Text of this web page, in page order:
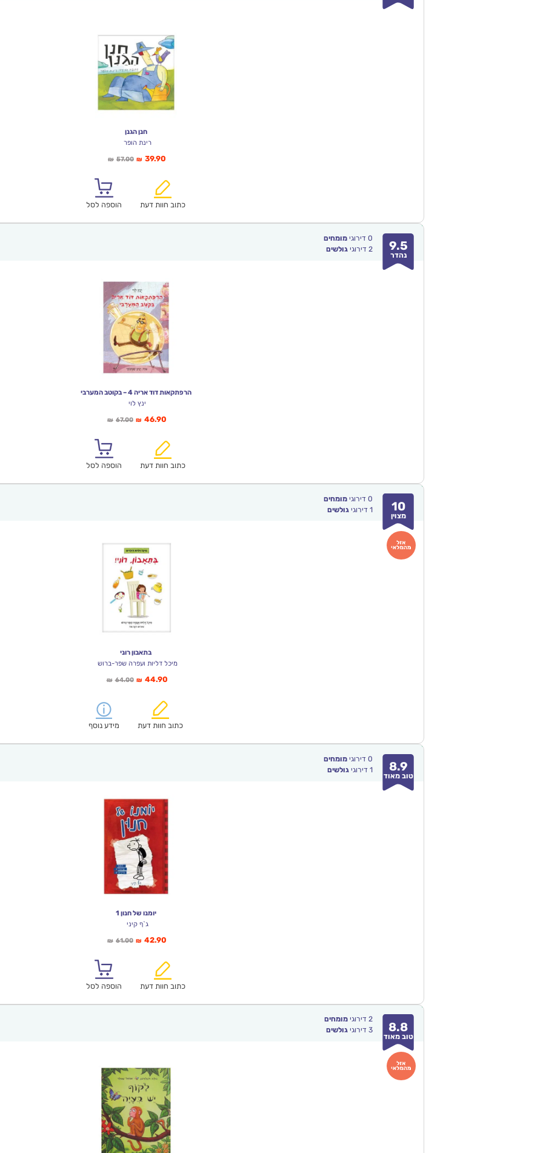
חנן הגנן
רינת הופר
₪ 57.00המחיר
₪57.00.
₪ 39.90
הוא:
כתוב חוות דעת
הוספה לסל
9.5
נהדר
0 דירוגימומחים
2 דירוגיגולשים
הרפתקאות דוד אריה 4 – בקוטב המערבי
ינץ לוי
₪ 67.00המחיר
₪67.00.
₪ 46.90
הוא:
כתוב חוות דעת
הוספה לסל
10
מצוין
0 דירוגימומחים
1 דירוגיגולשים
בתאבון רוני
מיכל דליות ועפרה שפר-ברוש
₪ 64.00המחיר
₪64.00.
₪ 44.90המחיר
כתוב חוות דעת
מידע נוסף
8.9
טוב מאוד
0 דירוגימומחים
1 דירוגיגולשים
יומנו של חנון 1
ג`ף קיני
₪ 61.00המחיר
₪61.00.
₪ 42.90
הוא:
כתוב חוות דעת
הוספה לסל
8.8
טוב מאוד
2 דירוגימומחים
3 דירוגיגולשים